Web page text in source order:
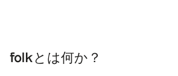
folkとは何か？